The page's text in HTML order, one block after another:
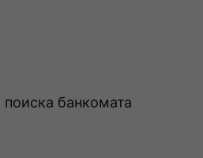
банкомата